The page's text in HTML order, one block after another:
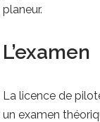
planeur.
L’examen
La licence de
un examen